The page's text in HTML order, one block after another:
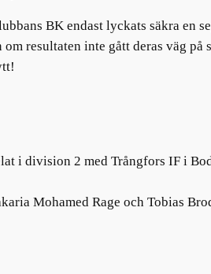
BK endast lyckats säkra en
resultaten inte gått deras väg på
i division 2 med Trångfors IF i
Mohamed Rage och Tobias